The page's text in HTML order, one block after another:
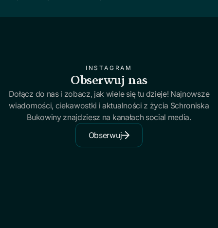
INSTAGRAM
Obserwuj nas
Dołącz do nas i zobacz, jak wiele się tu dzieje! Najnowsze
wiadomości, ciekawostki i aktualności z życia Schroniska
Bukowiny znajdziesz na kanałach social media.
Obserwuj